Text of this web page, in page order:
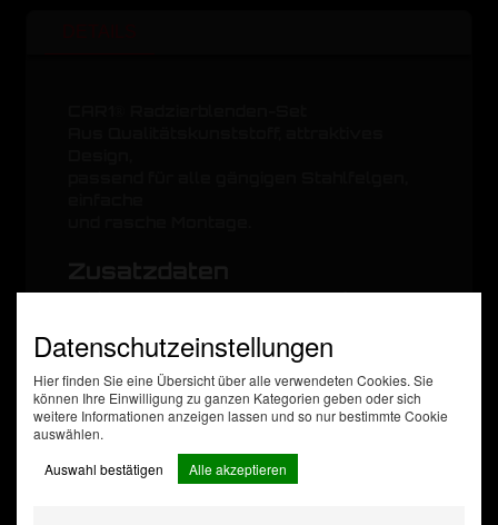
Farbe
schwarz
Felgen
für
Mengeneinheit
Set
mehrteilig
vierteilig
passend für Felgengröße
Datenschutzeinstellungen
Hier finden Sie eine Übersicht über alle verwendeten Cookies. Sie
können Ihre Einwilligung zu ganzen Kategorien geben oder sich
weitere Informationen anzeigen lassen und so nur bestimmte Cookie
auswählen.
Auswahl bestätigen
Alle akzeptieren